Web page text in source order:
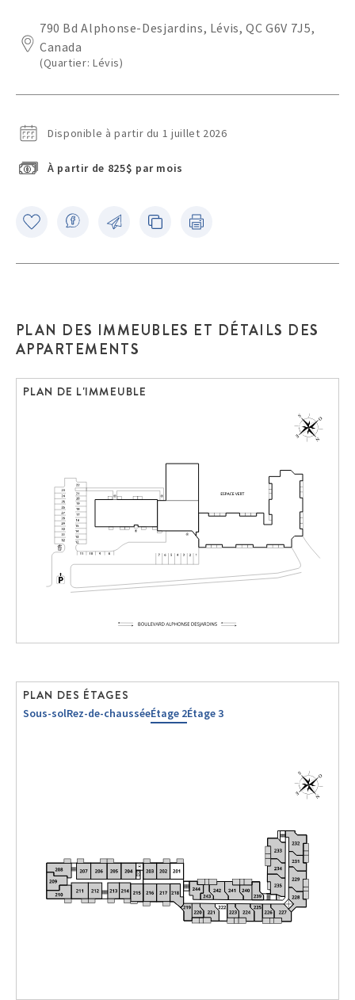
790 Bd Alphonse-Desjardins, Lévis, QC G6V 7J5,
Canada
(Quartier: Lévis)
Disponible à partir du 1 juillet 2026
À partir de 825$ par mois
PLAN DES IMMEUBLES ET DÉTAILS DES
APPARTEMENTS
PLAN DE L'IMMEUBLE
PLAN DES ÉTAGES
Sous-solRez-de-chausséeÉtage 2Étage 3